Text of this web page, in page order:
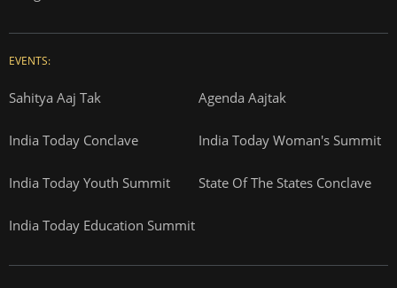
EVENTS:
Sahitya Aaj Tak Agenda Aajtak
India Today Conclave India Today Woman's Summit
India Today Youth Summit State Of The States Conclave
India Today Education Summit